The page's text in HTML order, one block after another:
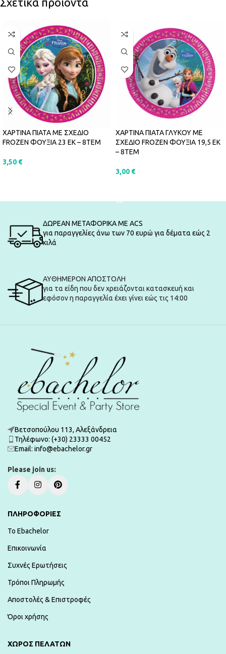
ΧΑΡΤΙΝΑ ΠΙΑΤΑ ΜΕ ΣΧΕΔΙΟ
FROZEN ΦΟΥΞΙΑ 23 ΕΚ – 8ΤΕΜ
3,50 €
ΧΑΡΤΙΝΑ ΠΙΑΤΑ ΓΛΥΚΟΥ ΜΕ
ΣΧΕΔΙΟ FROZEN ΦΟΥΞΙΑ 19,5 ΕΚ
– 8ΤΕΜ
3,00 €
ΔΩΡΕΑΝ ΜΕΤΑΦΟΡΙΚΑ ΜΕ ACS
για παραγγελίες άνω των 70 ευρώ για δέματα εώς 2
κιλά
ΑΥΘΗΜΕΡΟΝ ΑΠΟΣΤΟΛΗ
για τα είδη που δεν χρειάζονται κατασκευή και
εφόσον η παραγγελία έχει γίνει εώς τις 14:00
Βετσοπούλου 113, Αλεξάνδρεια
Τηλέφωνο: (+30) 23333 00452
Εmail: info@ebachelor.gr
Please join us:
ΠΛΗΡΟΦΟΡΙΕΣ
To Ebachelor
Επικοινωνία
Συχνές Ερωτήσεις
Τρόποι Πληρωμής
Αποστολές & Επιστροφές
Όροι χρήσης
ΧΏΡΟΣ ΠΕΛΑΤΏΝ